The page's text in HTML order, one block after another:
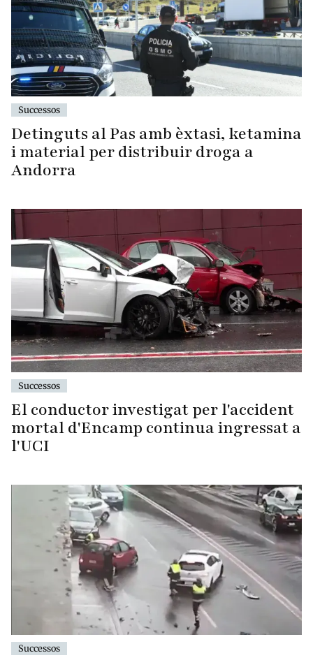
Successos
Detinguts al Pas amb èxtasi, ketamina
i material per distribuir droga a
Andorra
Successos
El conductor investigat per l'accident
mortal d'Encamp continua ingressat a
l'UCI
Successos